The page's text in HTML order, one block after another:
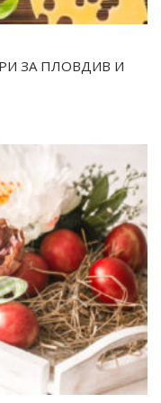
ЗА ПЛОВДИВ И